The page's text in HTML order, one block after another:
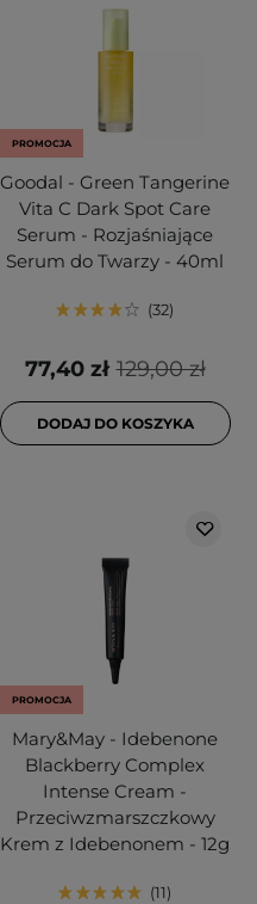
PROMOCJA
Goodal - Green Tangerine
Vita C Dark Spot Care
Serum - Rozjaśniające
Serum do Twarzy - 40ml
32
129,00 zł
77,40 zł
DODAJ DO KOSZYKA
PROMOCJA
Mary&May - Idebenone
Blackberry Complex
Intense Cream -
Przeciwzmarszczkowy
Krem z Idebenonem - 12g
11